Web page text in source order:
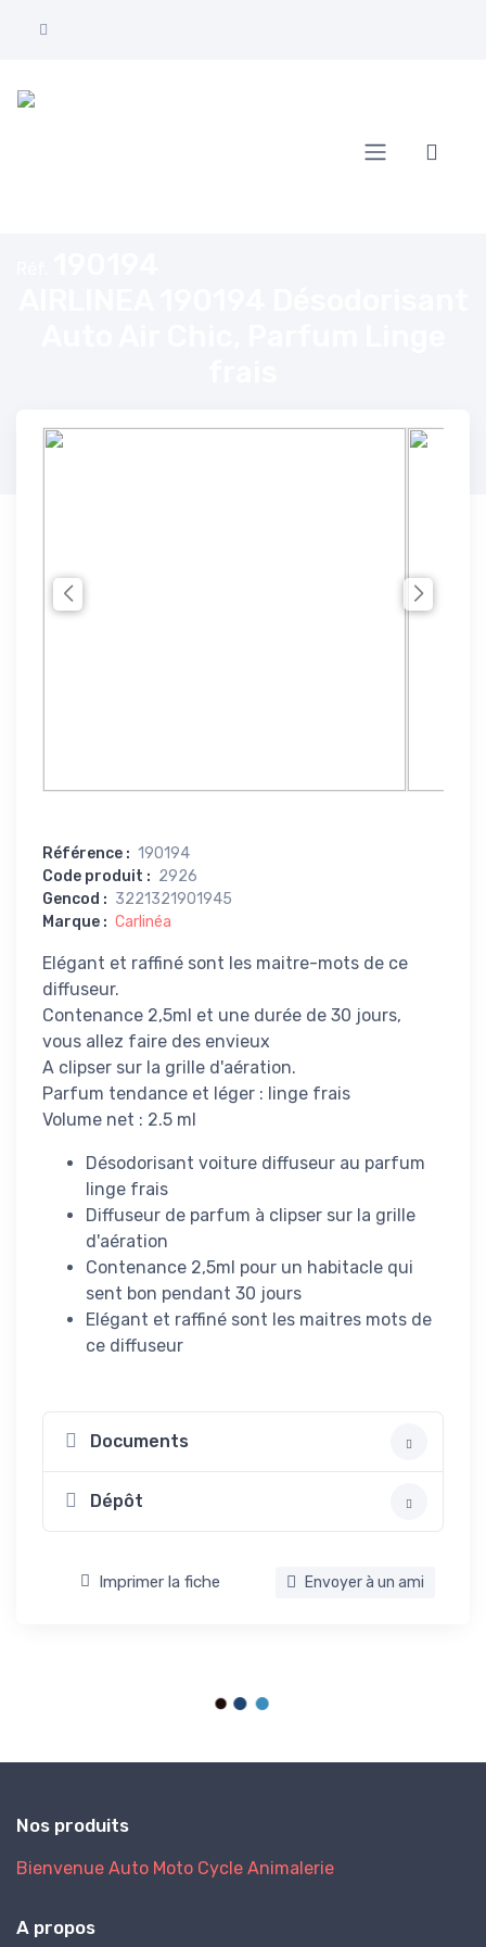
Référence : 190194
Code produit : 2926
Gencod : 3221321901945
Marque : Carlinéa
Elégant et raffiné sont les maitre-mots de ce
diffuseur.
Contenance 2,5ml et une durée de 30 jours,
vous allez faire des envieux
A clipser sur la grille d'aération.
Parfum tendance et léger : linge frais
Volume net : 2.5 ml
Désodorisant voiture diffuseur au parfum
linge frais
Diffuseur de parfum à clipser sur la grille
d'aération
Contenance 2,5ml pour un habitacle qui
sent bon pendant 30 jours
Elégant et raffiné sont les maitres mots de
ce diffuseur
Documents
Dépôt
Imprimer la fiche Envoyer à un ami
Nos produits
Bienvenue Auto Moto Cycle Animalerie
A propos